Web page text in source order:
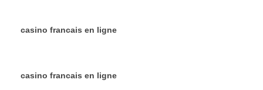
casino francais en ligne
casino francais en ligne